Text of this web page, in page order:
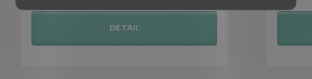
DETAIL